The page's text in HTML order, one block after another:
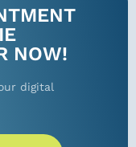
NOW!
digital